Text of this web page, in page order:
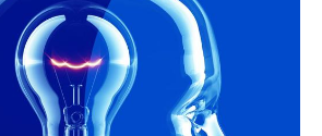
Berichte
den Parteien
anstehenden
aktuelle Weltgeschehen.
Programm Podcasts